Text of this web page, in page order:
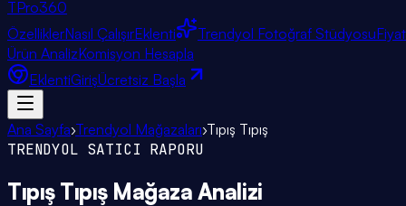
TPro360
ÖzelliklerNasıl ÇalışırEklenti Trendyol Fotoğraf Stüdyosu
Ürün AnalizKomisyon Hesapla
EklentiGirişÜcretsiz Başla
Ana Sayfa›Trendyol Mağazaları›Tıpış Tıpış
TRENDYOL SATICI RAPORU
Tıpış Tıpış Mağaza Analizi